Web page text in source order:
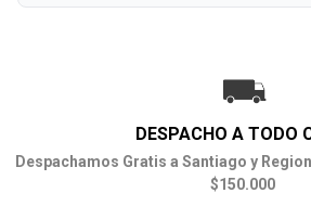
DESPACHO A TODO
Despachamos Gratis a Santiago y
$150.000